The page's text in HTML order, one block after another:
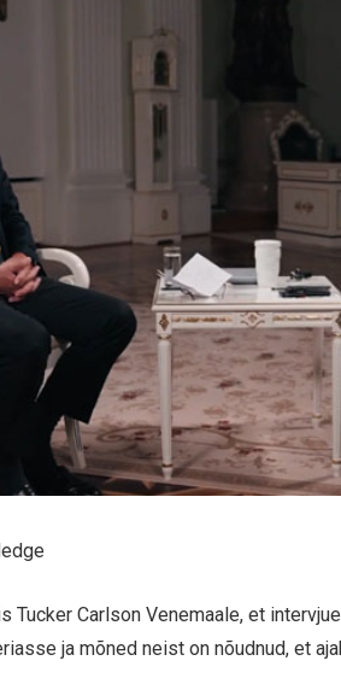
Tucker Carlson Venemaale, et
ja mõned neist on nõudnud, et